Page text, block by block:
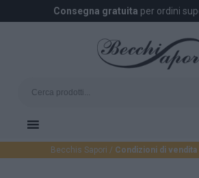
Consegna gratuita per ordini
Becchis Sapori / Condizioni di vendita